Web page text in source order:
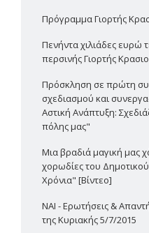
Πρόγραμμα Γιορτής
Πενήντα χιλιάδες ευρώ
περσινής Γιορτής
Πρόσκληση σε πρώτη
σχεδιασμού και
Αστική Ανάπτυξη:
πόλης μας"
Μια βραδιά μαγική μας
χορωδίες του
Χρόνια" [Βίντεο]
ΝΑΙ - Ερωτήσεις &
της Κυριακής 5/7/2015